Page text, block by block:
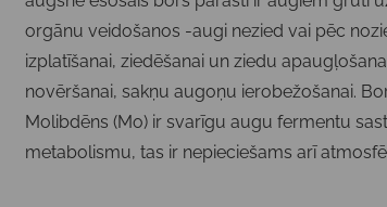
orgānu veidošanos -augi nezied vai pēc
izplatīšanai, ziedēšanai un ziedu
novēršanai, sakņu augoņu ierobežošanai.
Molibdēns (Mo) ir svarīgu augu fermentu
metabolismu, tas ir nepieciešams arī